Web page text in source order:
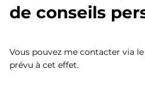
de conseils
Vous pouvez me contacter via le
prévu à cet effet.